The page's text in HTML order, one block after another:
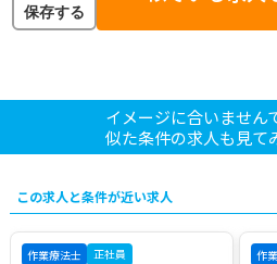
保存する
イメージに合いません
似た条件の求人も見て
この求人と条件が近い求人
作業療法士 正社員 作